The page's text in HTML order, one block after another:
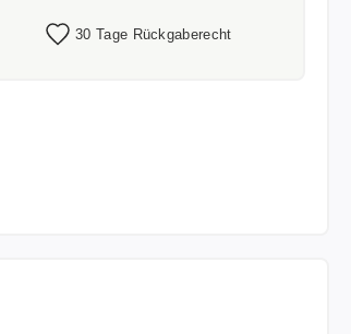
30 Tage Rückgaberecht